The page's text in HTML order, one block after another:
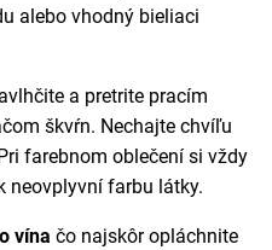
alebo vhodný bieliaci
a pretrite pracím
škvŕn. Nechajte chvíľu
farebnom oblečení si vždy
neovplyvní farbu látky.
vína čo najskôr opláchnite